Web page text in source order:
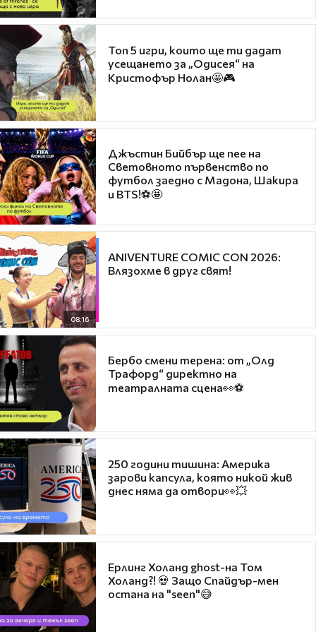
Топ 5 игри, които ще ти дадат
усещането за „Одисея“ на
Кристофър Нолан🤩🎮
Джъстин Бийбър ще пее на
Световното първенство по
футбол заедно с Мадона, Шакира
и BTS!⚽🤩
08:16
ANIVENTURE COMIC CON 2026:
Влязохме в друг свят!
Бербо смени терена: от „Олд
Трафорд“ директно на
театралната сцена👀⚽
250 години тишина: Америка
зарови капсула, която никой жив
днес няма да отвори👀💥
Ерлинг Холанд ghost-на Том
Холанд?! 💀 Защо Спайдър-мен
остана на "seen"😅